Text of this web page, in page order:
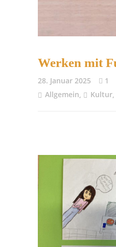
Werken mit
28. Januar 2025
1
Allgemein, Kultur,